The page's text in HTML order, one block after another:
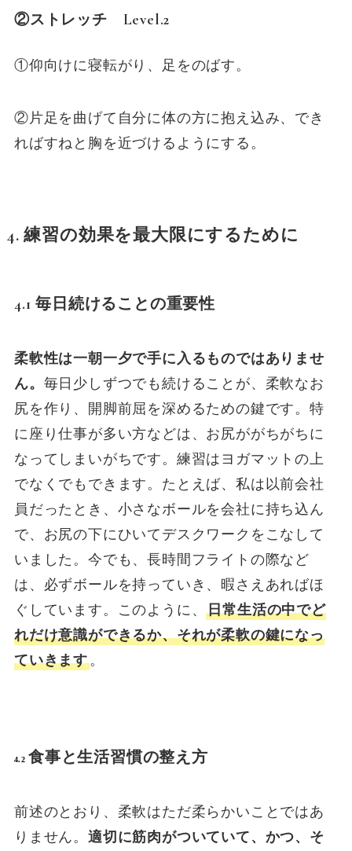
②ストレッチ Level.2
①仰向けに寝転がり、足をのばす。
②片足を曲げて自分に体の方に抱え込み、でき
ればすねと胸を近づけるようにする。
4. 練習の効果を最大限にするために
4.1 毎日続けることの重要性
柔軟性は一朝一夕で手に入るものではありませ
ん。 毎日少しずつでも続けることが、柔軟なお
尻を作り、開脚前屈を深めるための鍵です。特
に座り仕事が多い方などは、お尻ががちがちに
なってしまいがちです。練習はヨガマットの上
でなくでもできます。たとえば、私は以前会社
員だったとき、小さなボールを会社に持ち込ん
で、お尻の下にひいてデスクワークをこなして
いました。今でも、長時間フライトの際など
は、必ずボールを持っていき、暇さえあればほ
ぐしています。このように、日常生活の中でど
れだけ意識ができるか、それが柔軟の鍵になっ
ていきます。
4.2 食事と生活習慣の整え方
前述のとおり、柔軟はただ柔らかいことではあ
りません。 適切に筋肉がついていて、かつ、そ